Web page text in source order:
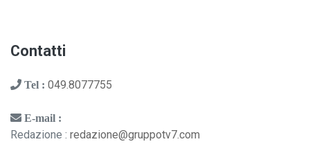
Contatti
Tel : 049.8077755
E-mail :
Redazione : redazione@gruppotv7.com